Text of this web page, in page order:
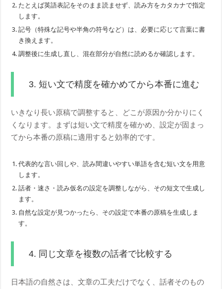
たとえば英語表記をそのまま読ませず、読み方をカタカナで指定
します。
記号（特殊な記号や半角の符号など）は、必要に応じて言葉に書
き換えます。
調整後に生成し直し、混在部分が自然に読めるか確認します。
3. 短い文で精度を確かめてから本番に進む
いきなり長い原稿で調整すると、どこが原因か分かりにく
くなります。まずは短い文で精度を確かめ、設定が固まっ
てから本番の原稿に適用すると効率的です。
代表的な言い回しや、読み間違いやすい単語を含む短い文を用意
します。
話者・速さ・読み仮名の設定を調整しながら、その短文で生成し
ます。
自然な設定が見つかったら、その設定で本番の原稿を生成しま
す。
4. 同じ文章を複数の話者で比較する
日本語の自然さは、文章の工夫だけでなく、話者そのもの